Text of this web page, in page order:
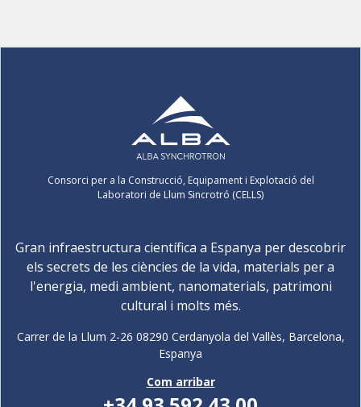
Consorci per a la Construcció, Equipament i Explotació del
Laboratori de Llum Sincrotró (CELLS)
Gran infraestructura científica a Espanya per descobrir
els secrets de les ciències de la vida, materials per a
l'energia, medi ambient, nanomaterials, patrimoni
cultural i molts més.
Carrer de la Llum 2-26 08290 Cerdanyola del Vallès, Barcelona,
Espanya
Com arribar